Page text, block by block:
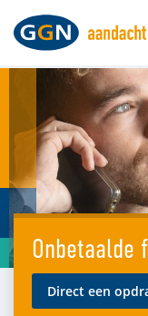
Onbetaalde
Direct een